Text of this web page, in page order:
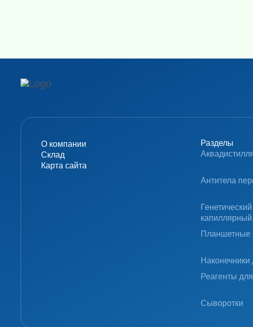
О компании
Склад
Карта сайта
Разделы
Антитела
Планшетные
Наконечники
Реагенты
Сыворотки